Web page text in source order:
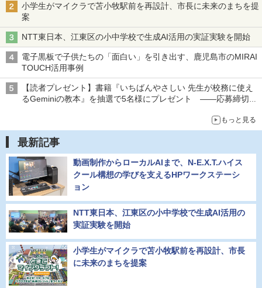
小学生がマイクラで苫小牧駅前を再設計、市長に未来のまちを提
案
NTT東日本、江東区の小中学校で生成AI活用の実証実験を開始
電子黒板で子供たちの「面白い」を引き出す、鹿児島市のMIRAI
TOUCH活用事例
【読者プレゼント】書籍『いちばんやさしい 先生が校務に使え
るGeminiの教本』を抽選で5名様にプレゼント ――応募締切は
もっと見る
最新記事
動画制作からローカルAIまで、N-E.X.T.ハイス
クール構想の学びを支えるHPワークステーシ
ョン
NTT東日本、江東区の小中学校で生成AI活用の
実証実験を開始
小学生がマイクラで苫小牧駅前を再設計、市長
に未来のまちを提案